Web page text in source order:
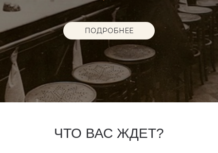
ПОДРОБНЕЕ
ЧТО ВАС ЖДЕТ?